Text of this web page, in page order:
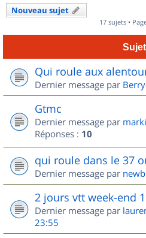
Nouveau sujet
17 sujets •
Qui roule aux
Dernier message par
Gtmc
Dernier message par
Réponses : 10
qui roule dans le 37
Dernier message par
2 jours vtt week-end
Dernier message par
23:55